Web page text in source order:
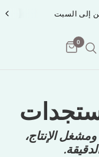
إلى السبت
0
الإنتاج،